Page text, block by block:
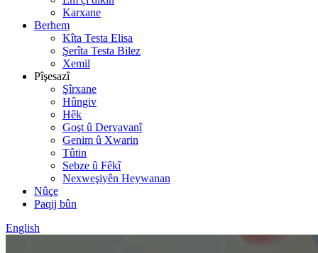
Karxane
Berhem
Kîta Testa Elisa
Şerîta Testa Bilez
Xemil
Pîşesazî
Şîrxane
Hûngiv
Hêk
Goşt û Deryavanî
Genim û Xwarin
Tûtin
Sebze û Fêkî
Nexweşiyên Heywanan
Nûçe
Paqij bûn
English